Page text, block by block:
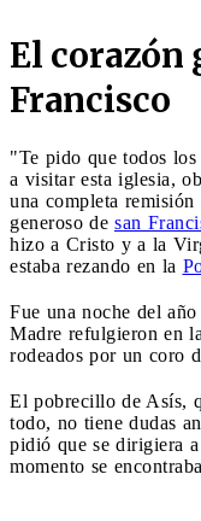
El corazón
Francisco
"Te pido que todos los
a visitar esta iglesia,
una completa
generoso de san
hizo a Cristo y a la
estaba rezando en la
Fue una noche del
Madre refulgieron en
rodeados por un coro
El pobrecillo de Asís,
todo, no tiene dudas
pidió que se dirigiera
momento se